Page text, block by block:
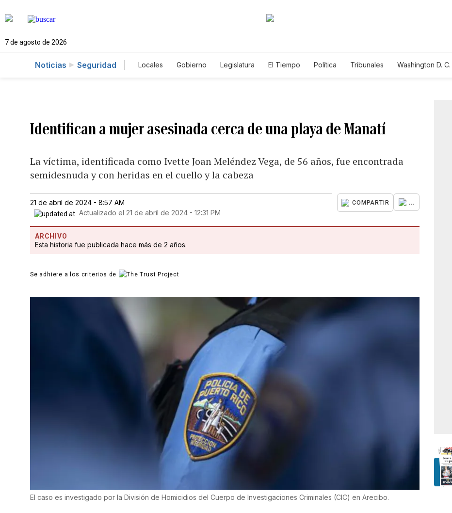
7 de agosto de 2026
Noticias Seguridad Locales Gobierno Legislatura El Tiempo Política Tribunales Washington D. C.
Identifican a mujer asesinada cerca de una playa de Manatí
La víctima, identificada como Ivette Joan Meléndez Vega, de 56 años, fue encontrada
semidesnuda y con heridas en el cuello y la cabeza
21 de abril de 2024 - 8:57 AM
Actualizado el 21 de abril de 2024 - 12:31 PM
COMPARTIR ...
ARCHIVO
Esta historia fue publicada hace más de 2 años.
Se adhiere a los criterios de
El caso es investigado por la División de Homicidios del Cuerpo de Investigaciones Criminales (CIC) en Arecibo.